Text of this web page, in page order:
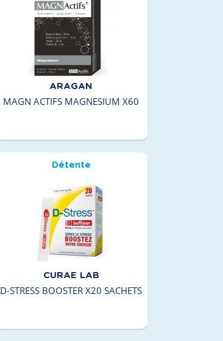
ARAGAN
MAGN ACTIFS MAGNESIUM X60
Détente
CURAE LAB
D-STRESS BOOSTER X20 SACHETS